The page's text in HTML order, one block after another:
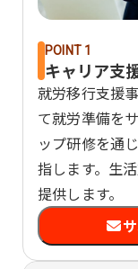
POINT 1
キャリア支
就労移行支援
て就労準備を
ップ研修を通
指します。生
提供します。